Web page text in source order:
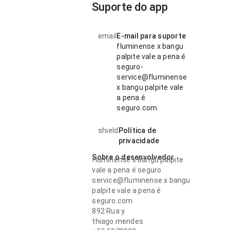
Suporte do app
email E-mail para suporte
fluminense x bangu
palpite vale a pena é
seguro-
service@fluminense
x bangu palpite vale
a pena é
seguro.com
shield Política de
privacidade
Sobre o desenvolvedor
fluminense x bangu palpite
vale a pena é seguro
service@fluminense x bangu
palpite vale a pena é
seguro.com
892 Rua y
thiago.mendes